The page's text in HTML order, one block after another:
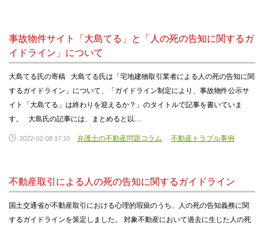
事故物件サイト「大島てる」と「人の死の告知に関するガ
イドライン」について
大島てる氏の寄稿 大島てる氏は「宅地建物取引業者による人の死の告知に関
するガイドライン」について、「ガイドライン制定により、事故物件公示サ
イト「大島てる」は終わりを迎えるか？」のタイトルで記事を書いていま
す。 大島氏の記事には、まとめると以…
2022-02-08 17:10 弁護士の不動産問題コラム 不動産トラブル事例
不動産取引による人の死の告知に関するガイドライン
国土交通省が不動産取引における心理的瑕疵のうち、人の死の告知義務に関
するガイドラインを策定しました。 対象不動産において過去に生じた人の死